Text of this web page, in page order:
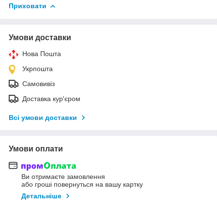
Приховати
Умови доставки
Нова Пошта
Укрпошта
Самовивіз
Доставка кур'єром
Всі умови доставки
Умови оплати
Ви отримаєте замовлення
або гроші повернуться на вашу картку
Детальніше